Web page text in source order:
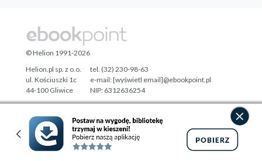
Designed with ♥ byTonik.pl
© Helion 1991-2026
Helion.pl sp. z o.o.
ul. Kościuszki 1c
44-100 Gliwice
tel. (32) 230-98-63
e-mail:[wyświetl email]@ebookpoint.pl
NIP: 6312636254
Regon: 241989027
Pełna wersja strony »